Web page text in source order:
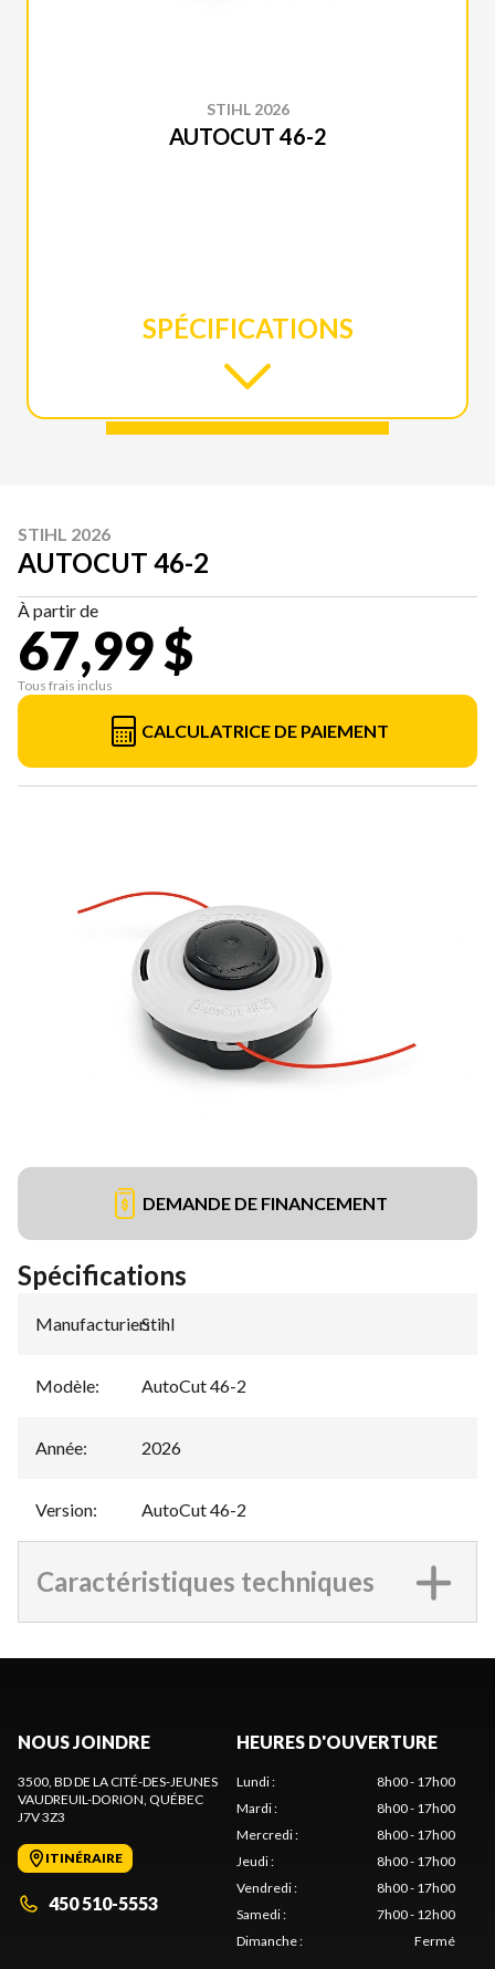
STIHL 2026
AUTOCUT 46-2
SPÉCIFICATIONS
STIHL 2026
AUTOCUT 46-2
À partir de
67,99 $
Tous frais inclus
CALCULATRICE DE PAIEMENT
DEMANDE DE FINANCEMENT
Spécifications
Manufacturier:
Stihl
Modèle: AutoCut 46-2
Année: 2026
Version: AutoCut 46-2
Caractéristiques techniques
NOUS JOINDRE
3500, BD DE LA CITÉ-DES-JEUNES
VAUDREUIL-DORION, QUÉBEC
J7V 3Z3
ITINÉRAIRE
450 510-5553
HEURES D'OUVERTURE
Lundi:
8h00 - 17h00
Mardi:
8h00 - 17h00
Mercredi:
8h00 - 17h00
Jeudi:
8h00 - 17h00
Vendredi:
8h00 - 17h00
Samedi:
7h00 - 12h00
Dimanche: Fermé